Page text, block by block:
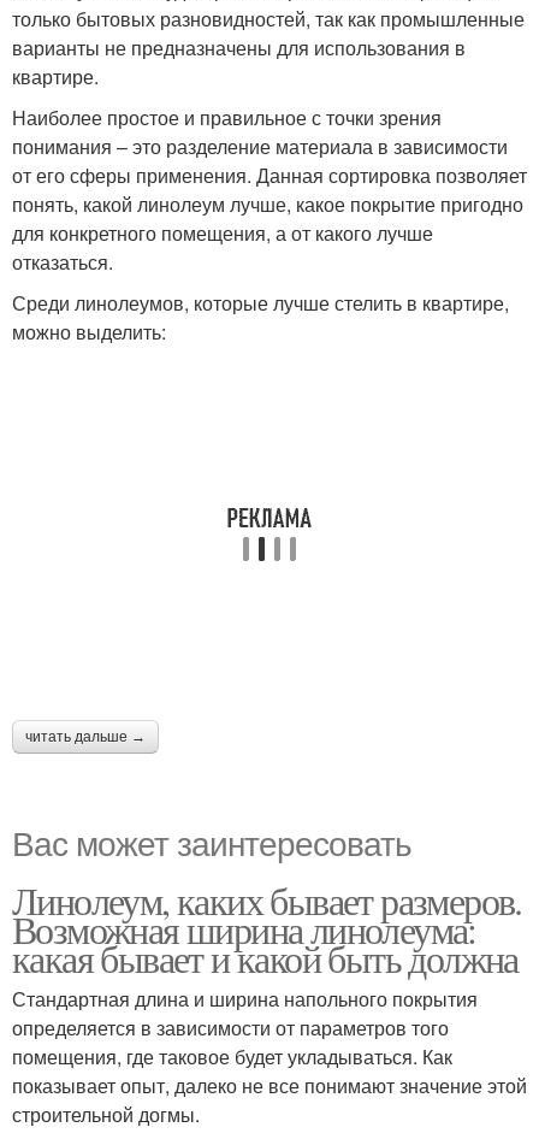
только бытовых разновидностей, так как промышленные
варианты не предназначены для использования в
квартире.
Наиболее простое и правильное с точки зрения
понимания – это разделение материала в зависимости
от его сферы применения. Данная сортировка позволяет
понять, какой линолеум лучше, какое покрытие пригодно
для конкретного помещения, а от какого лучше
отказаться.
Среди линолеумов, которые лучше стелить в квартире,
можно выделить:
читать дальше →
Вас может заинтересовать
Линолеум, каких бывает размеров.
Возможная ширина линолеума:
какая бывает и какой быть должна
Стандартная длина и ширина напольного покрытия
определяется в зависимости от параметров того
помещения, где таковое будет укладываться. Как
показывает опыт, далеко не все понимают значение этой
строительной догмы.